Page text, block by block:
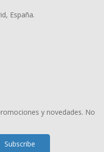
España.
y novedades. No